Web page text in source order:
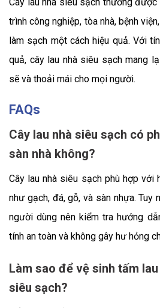
trình công nghiệp, tòa nhà, bệnh
làm sạch một cách hiệu quả. Với
quả, cây lau nhà siêu sạch mang
sẽ và thoải mái cho mọi người.
FAQs
Cây lau nhà siêu sạch có
sàn nhà không?
Cây lau nhà siêu sạch phù hợp với
như gạch, đá, gỗ, và sàn nhựa. Tuy
người dùng nên kiểm tra hướng
tính an toàn và không gây hư hỏng
Làm sao để vệ sinh tấm
siêu sạch?